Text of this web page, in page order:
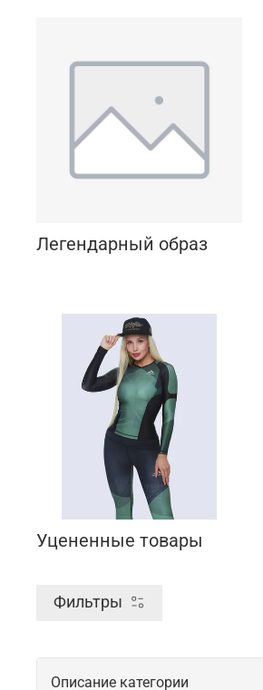
Легендарный образ
Уцененные товары
Фильтры
Описание категории